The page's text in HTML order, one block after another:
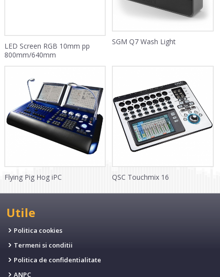
LED Screen RGB 10mm pp
800mm/640mm
SGM Q7 Wash Light
Flying Pig Hog iPC QSC Touchmix 16
Utile
Politica cookies
Termeni si conditii
Politica de confidentialitate
ANPC